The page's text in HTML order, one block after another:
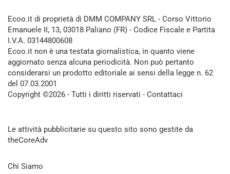
Ecoo.it di proprietà di DMM COMPANY SRL - Corso Vittorio
Emanuele II, 13, 03018 Paliano (FR) - Codice Fiscale e Partita
I.V.A. 03144800608
Ecoo.it non è una testata giornalistica, in quanto viene
aggiornato senza alcuna periodicità. Non può pertanto
considerarsi un prodotto editoriale ai sensi della legge n. 62
del 07.03.2001
Copyright ©2026 - Tutti i diritti riservati - Contattaci
Le attività pubblicitarie su questo sito sono gestite da
theCoreAdv
Chi Siamo